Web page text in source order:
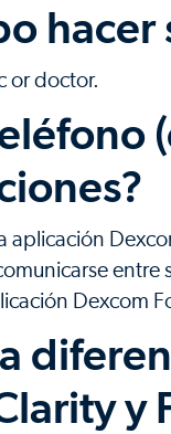
or doctor.
aplicación
entre
Dexcom
y